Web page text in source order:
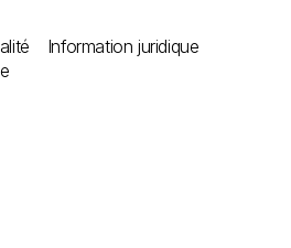
Information juridique